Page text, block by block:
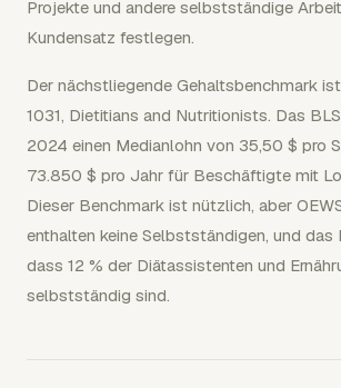
Projekte und andere selbstständige
Kundensatz festlegen.
Der nächstliegende Gehaltsbenchmark
1031, Dietitians and Nutritionists. Das
2024 einen Medianlohn von 35,50 $ pro
73.850 $ pro Jahr für Beschäftigte mit
Dieser Benchmark ist nützlich, aber
enthalten keine Selbstständigen, und das
dass 12 % der Diätassistenten und
selbstständig sind.